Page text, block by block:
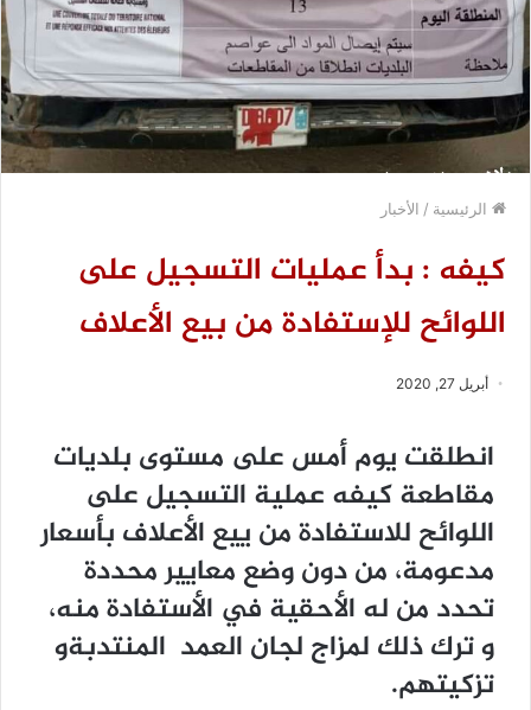
الرئيسية / الأخبار
كيفه : بدأ عمليات التسجيل على
اللوائح للإستفادة من بيع الأعلاف
أبريل 27, 2020
انطلقت يوم أمس على مستوى بلديات
مقاطعة كيفه عملية التسجيل على
اللوائح للاستفادة من ييع الأعلاف بأسعار
مدعومة، من دون وضع معايير محددة
تحدد من له الأحقية في الأستفادة منه،
و ترك ذلك لمزاج لجان العمد المنتدبةو
تزكيتهم.